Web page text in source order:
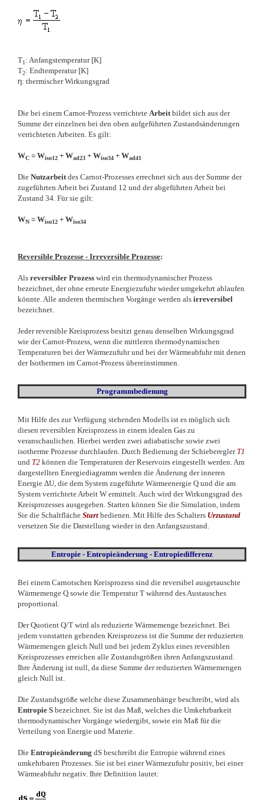
T1 : Anfangstemperatur [K]
T2: Endtemperatur [K]
η: thermischer Wirkungsgrad
Die bei einem Carnot-Prozess verrichtete Arbeitbildet sich aus der
Summe der einzelnen bei den oben aufgeführten Zustandsänderungen
verrichteten Arbeiten. Es gilt:
WC = Wiso12 + Wad23 + Wiso34 + Wad41
Die Nutzarbeitdes Carnot-Prozesses errechnet sich aus der Summe der
zugeführten Arbeit bei Zustand 12 und der abgeführten Arbeit bei
Zustand 34. Für sie gilt:
WN = Wiso12 + Wiso34
Reversible Prozesse - Irreversible Prozesse:
Als reversibler Prozess wird ein thermodynamischer Prozess
bezeichnet, der ohne erneute Energiezufuhr wieder umgekehrt ablaufen
könnte. Alle anderen thermischen Vorgänge werden als irreversibel
bezeichnet.
Jeder reversible Kreisprozess besitzt genau denselben Wirkungsgrad
wie der Carnot-Prozess, wenn die mittleren thermodynamischen
Temperaturen bei der Wärmezufuhr und bei der Wärmeabfuhr mit denen
der Isothermen im Carnot-Prozess übereinstimmen.
Programmbedienung
Mit Hilfe des zur Verfügung stehenden Modells ist es möglich sich
diesen reversiblen Kreisprozess in einem idealen Gas zu
veranschaulichen. Hierbei werden zwei adiabatische sowie zwei
isotherme Prozesse durchlaufen. Durch Bedienung der Schieberegler T1
und T2 können die Temperaturen der Reservoirs eingestellt werden. Am
dargestellten Energiediagramm werden die Änderung der inneren
Energie ΔU, die dem System zugeführte Wärmeenergie Q und die am
System verrichtete Arbeit W ermittelt. Auch wird der Wirkungsgrad des
Kreisprozesses ausgegeben. Starten können Sie die Simulation, indem
Sie die Schaltfläche Start bedienen. Mit Hilfe des Schalters Urzustand
versetzen Sie die Darstellung wieder in den Anfangszustand.
Entropie - Entropieänderung - Entropiedifferenz
Bei einem Carnotschen Kreisprozess sind die reversibel ausgetauschte
Wärmemenge Q sowie die Temperatur T während des Austausches
proportional.
Der Quotient Q/T wird als reduzierte Wärmemenge bezeichnet. Bei
jedem vonstatten gehenden Kreisprozess ist die Summe der reduzierten
Wärmemengen gleich Null und bei jedem Zyklus eines reversiblen
Kreisprozesses erreichen alle Zustandsgrößen ihren Anfangszustand.
Ihre Änderung ist null, da diese Summe der reduzierten Wärmemengen
gleich Null ist.
Die Zustandsgröße welche diese Zusammenhänge beschreibt, wird als
Entropie S bezeichnet. Sie ist das Maß, welches die Umkehrbarkeit
thermodynamischer Vorgänge wiedergibt, sowie ein Maß für die
Verteilung von Energie und Materie.
Die Entropieänderung dS beschreibt die Entropie während eines
umkehrbaren Prozesses. Sie ist bei einer Wärmezufuhr positiv, bei einer
Wärmeabfuhr negativ. Ihre Definition lautet: